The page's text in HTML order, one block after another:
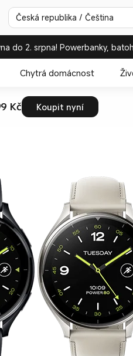
Česká republika / Čeština
do 2. srpna! Powerbanky,
Chytrá domácnost
Kč Koupit nyní